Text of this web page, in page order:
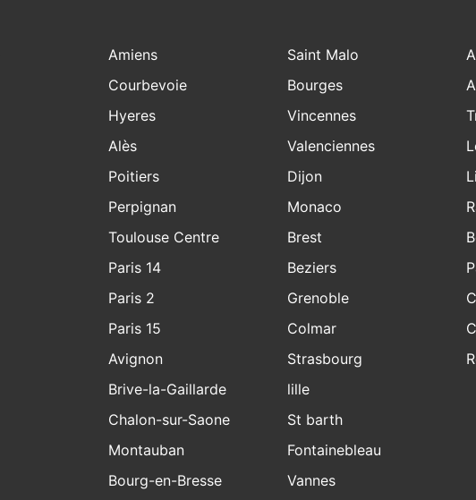
Amiens
Courbevoie
Hyeres
Alès
Poitiers
Perpignan
Toulouse Centre
Paris 14
Paris 2
Paris 15
Avignon
Saint Malo
Bourges
Vincennes
Valenciennes
Dijon
Monaco
Brest
Beziers
Grenoble
Colmar
Strasbourg
Brive-la-Gaillarde
Chalon-sur-Saone
Montauban
Bourg-en-Bresse
lille
St barth
Fontainebleau
Vannes